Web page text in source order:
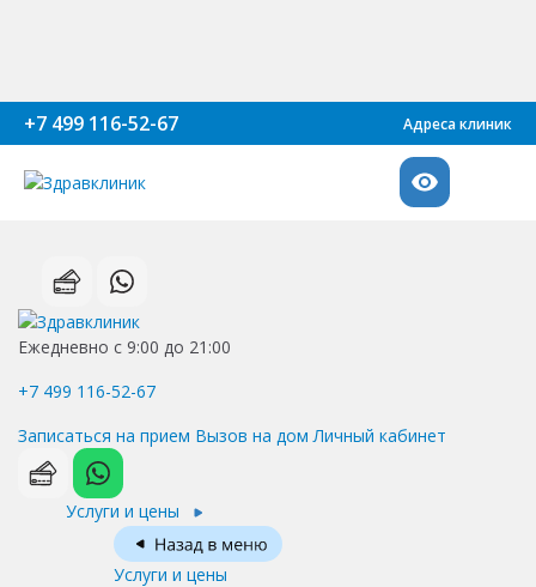
+7 499 116-52-67 Адреса клиник
Ежедневно с 9:00 до 21:00
+7 499 116-52-67
Записаться на прием Вызов на дом Личный кабинет
Услуги и цены
Услуги и цены